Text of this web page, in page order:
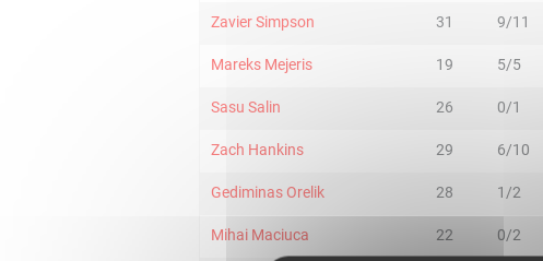
Zavier Simpson 31 9/11
Mareks Mejeris 19 5/5
Sasu Salin 26 0/1
Zach Hankins 29 6/10
Gediminas Orelik 28 1/2
Mihai Maciuca 22 0/2